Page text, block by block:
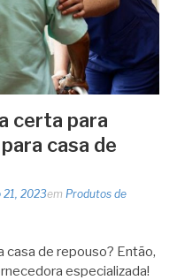
certa para
casa de
21, 2023em Produtos de
de repouso? Então,
especializada!